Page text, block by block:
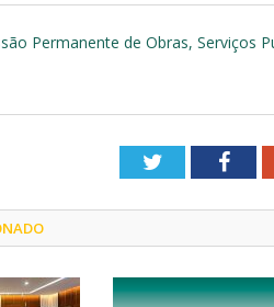
Permanente de Obras, Serviços
Twitter